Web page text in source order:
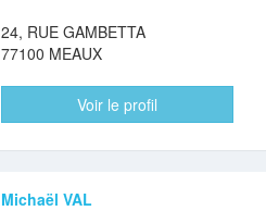
24, RUE GAMBETTA
77100 MEAUX
Voir le profil
Michaël VAL